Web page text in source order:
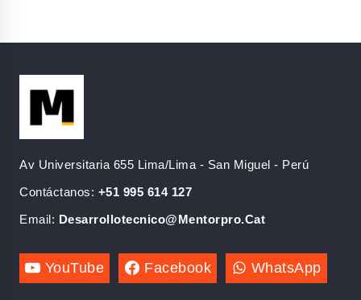
Av Universitaria 655 Lima/Lima - San Miguel - Perú
Contáctanos: +51 995 614 127
Email: Desarrollotecnico@mentorpro.cat
YouTube Facebook WhatsApp